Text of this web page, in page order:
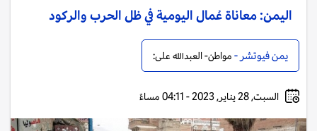
اليمن: معاناة عُمال اليومية في ظل الحرب والركود
يمن فيوتشر - مواطن- العبدالله على:
السبت, 28 يناير, 2023 - 04:11 مساءً